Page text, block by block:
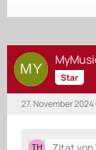
Star
27. November 2024
Zitat